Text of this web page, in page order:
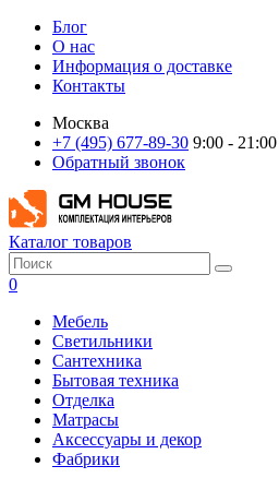
Блог
О нас
Информация о доставке
Контакты
Москва
+7 (495) 677-89-30 9:00 - 21:00
Обратный звонок
Каталог товаров
0
Мебель
Светильники
Сантехника
Бытовая техника
Отделка
Матрасы
Аксессуары и декор
Фабрики